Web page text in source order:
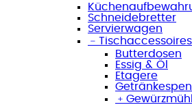
Schneidebretter
Servierwagen
﹣ Tischaccessoires
Butterdosen
Essig & Öl
Etagere
﹢